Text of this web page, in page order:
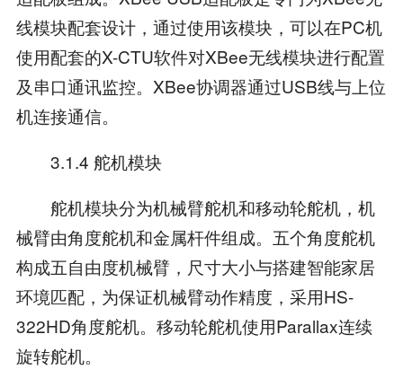
线模块配套设计，通过使用该模块，可以在PC机
使用配套的X-CTU软件对XBee无线模块进行配置
及串口通讯监控。XBee协调器通过USB线与上位
机连接通信。
3.1.4 舵机模块
舵机模块分为机械臂舵机和移动轮舵机，机
械臂由角度舵机和金属杆件组成。五个角度舵机
构成五自由度机械臂，尺寸大小与搭建智能家居
环境匹配，为保证机械臂动作精度，采用HS-
322HD角度舵机。移动轮舵机使用Parallax连续
旋转舵机。